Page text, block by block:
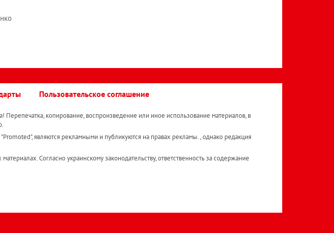
Пользовательское соглашение
копирование, воспроизведение или иное использование материалов, в
являются рекламными и публикуются на правах рекламы. , однако редакция
Согласно украинскому законодательству, ответственность за содержание